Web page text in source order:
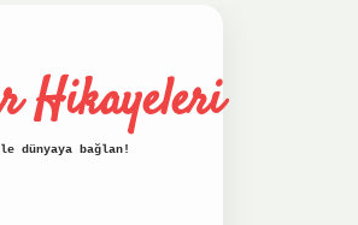
Hikayeleri
dünyaya bağlan!